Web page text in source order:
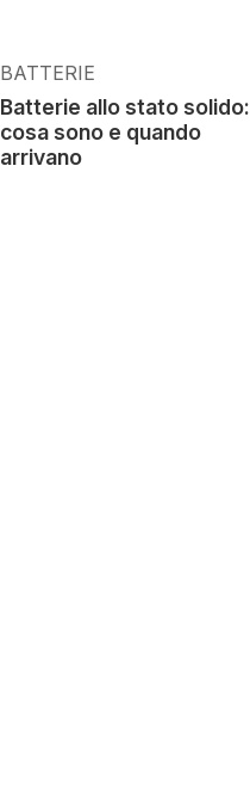
BATTERIE
Batterie allo stato solido:
cosa sono e quando
arrivano